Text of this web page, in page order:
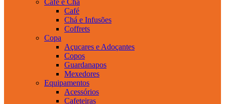
Café
Chá e Infusões
Coffrets
Copa
Açucares e Adoçantes
Copos
Guardanapos
Mexedores
Equipamentos
Acessórios
Cafeteiras